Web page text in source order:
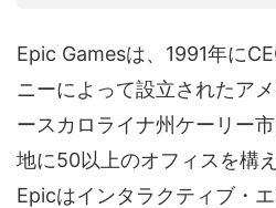
Epic Gamesは、1991年に
ニーによって設立されたア
ースカロライナ州ケーリー
地に50以上のオフィスを構
Epicはインタラクティブ・